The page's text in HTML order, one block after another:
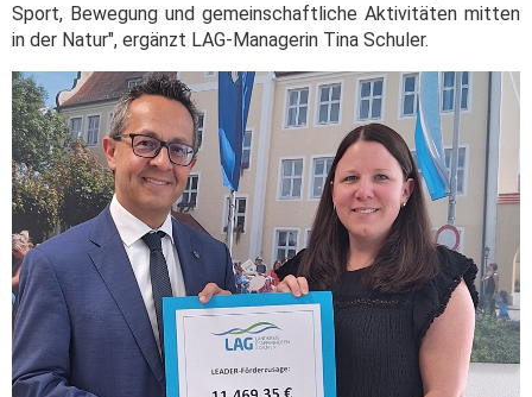
Sport, Bewegung und gemeinschaftliche Aktivitäten mitten
in der Natur", ergänzt LAG-Managerin Tina Schuler.